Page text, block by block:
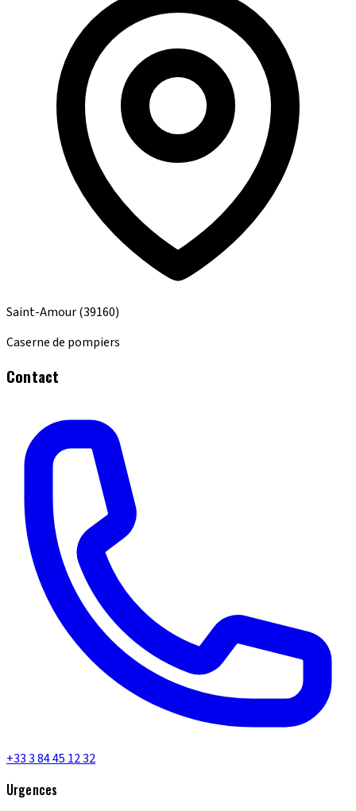
Saint-Amour(39160)
Caserne de pompiers
Contact
+33 3 84 45 12 32
Urgences